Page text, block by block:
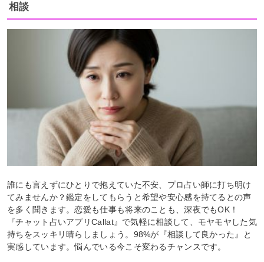
相談
誰にも言えずにひとりで抱えていた不安、プロ占い師に打ち明け
てみませんか？鑑定をしてもらうと希望や安心感を持てるとの声
を多く聞きます。恋愛も仕事も将来のことも、深夜でもOK！
『チャット占いアプリCallat』で気軽に相談して、モヤモヤした気
持ちをスッキリ晴らしましょう。98%が『相談して良かった』と
実感しています。悩んでいる今こそ変わるチャンスです。